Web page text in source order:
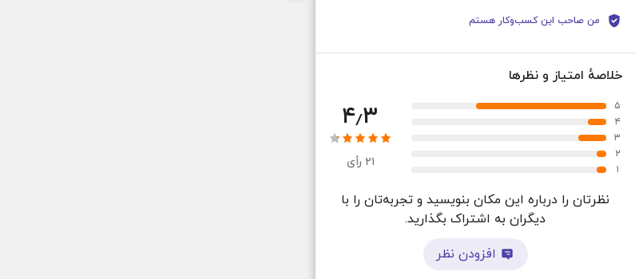
من صاحب این کسب‌و‌کار هستم
خلاصهٔ امتیاز و نظرها
۵
۴
۳
۲
۱
۴٫۳
۲۱ رأی
نظرتان را درباره این مکان بنویسید و تجربه‌تان را با
دیگران به اشتراک بگذارید.
افزودن نظر